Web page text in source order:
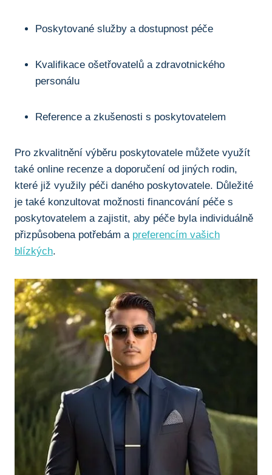
Poskytované služby a dostupnost péče
Kvalifikace ošetřovatelů a zdravotnického
personálu
Reference a zkušenosti s poskytovatelem
Pro zkvalitnění výběru poskytovatele můžete využít
také online recenze a doporučení od jiných rodin,
které již využily péči daného poskytovatele. Důležité
je také konzultovat možnosti financování péče s
poskytovatelem a zajistit, aby péče byla individuálně
přizpůsobena potřebám a preferencím vašich
blízkých.